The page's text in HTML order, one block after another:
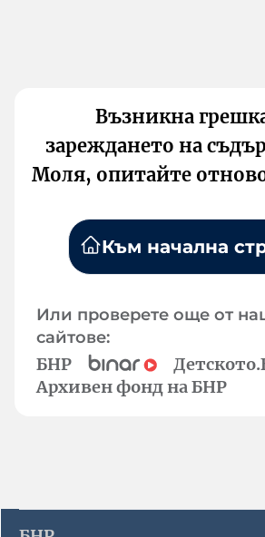
Възникна
зареждането на
Моля, опитайте
Към начална
Или проверете още от
сайтове:
БНР
Архивен фонд на БНР